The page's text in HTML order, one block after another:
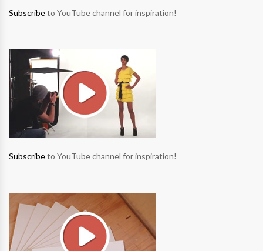
Subscribeto YouTube channel for inspiration!
Subscribeto YouTube channel for inspiration!